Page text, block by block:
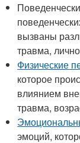
вызваны
травма,
Физические
которое
влиянием
травма,
эмоций,